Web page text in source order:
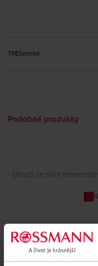
TRESemmé
Podobné produkty
Obsah se nám